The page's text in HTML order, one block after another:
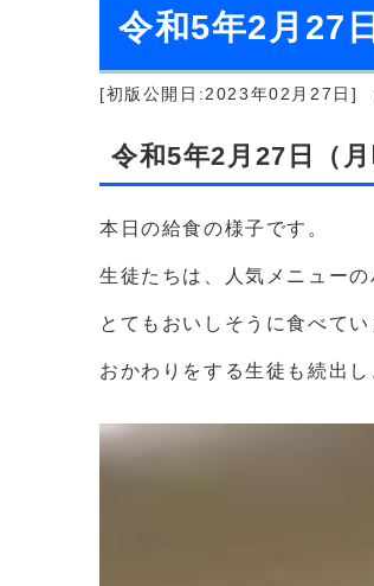
令和5年2月27
[初版公開日:2023年02月27日]
令和5年2月27日（月
本日の給食の様子です。
生徒たちは、人気メニュー
とてもおいしそうに食べてい
おかわりをする生徒も続出